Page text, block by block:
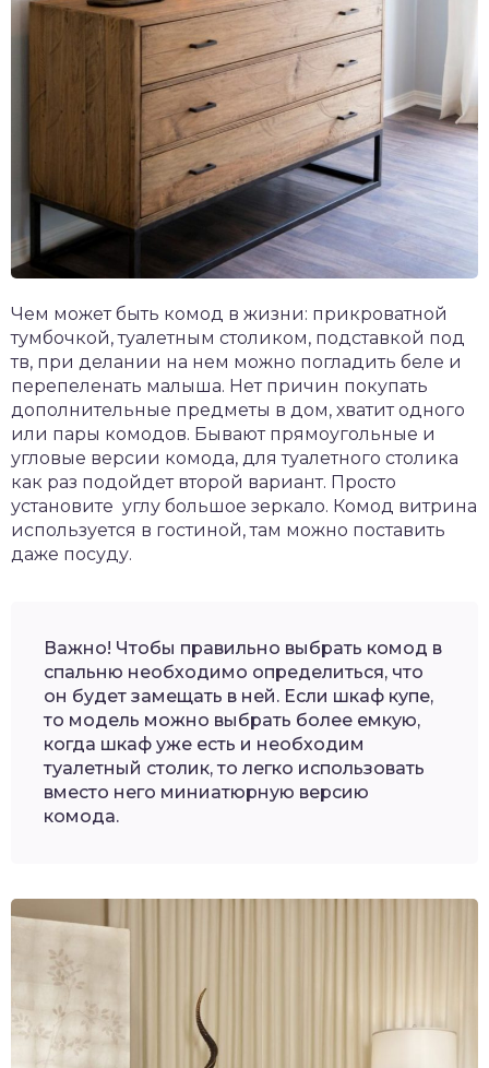
Чем может быть комод в жизни: прикроватной
тумбочкой, туалетным столиком, подставкой под
тв, при делании на нем можно погладить беле и
перепеленать малыша. Нет причин покупать
дополнительные предметы в дом, хватит одного
или пары комодов. Бывают прямоугольные и
угловые версии комода, для туалетного столика
как раз подойдет второй вариант. Просто
установите углу большое зеркало. Комод витрина
используется в гостиной, там можно поставить
даже посуду.
Важно! Чтобы правильно выбрать комод в
спальню необходимо определиться, что
он будет замещать в ней. Если шкаф купе,
то модель можно выбрать более емкую,
когда шкаф уже есть и необходим
туалетный столик, то легко использовать
вместо него миниатюрную версию
комода.